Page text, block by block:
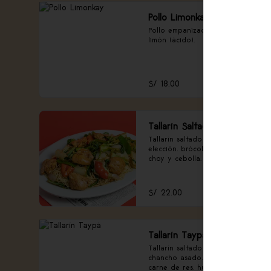
Pollo Limonkay
Pollo empanizado con salsa de
limón (ácido).
S/ 18.00
Tallarín Saltado
Tallarín saltado con carne a
elección, brócoli, pimentón, pac
choy y cebolla.
S/ 22.00
Tallarín Taypá
Tallarín saltado con pollo,
chancho asado, langostinos,
carne de res, huevo de codorniz,